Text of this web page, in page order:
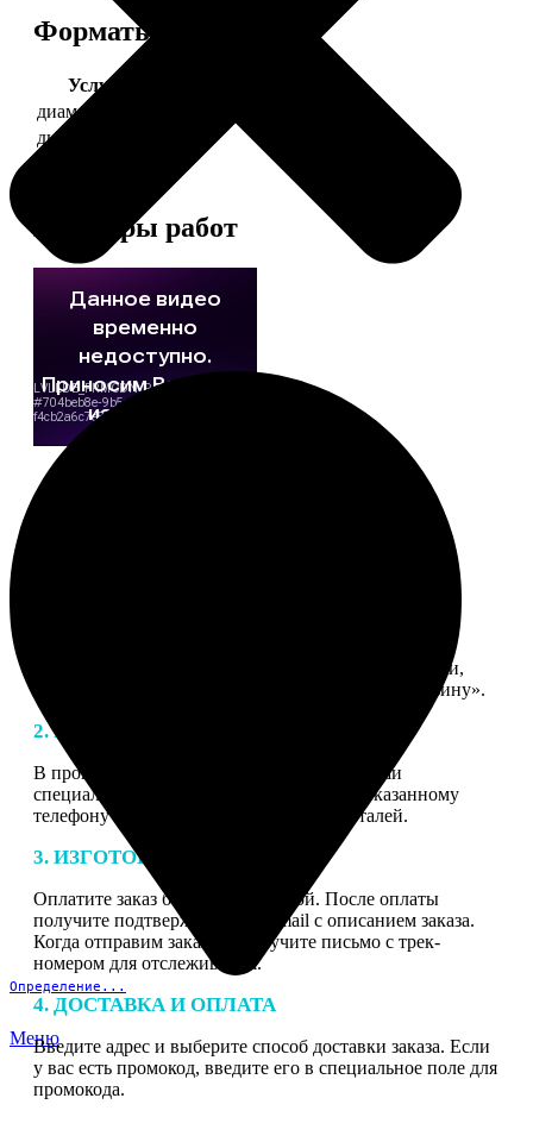
Определение...
Меню
Форматы и цены
Услуга
диаметр 37 мм
диаметр 56 мм
Примеры работ
Нажмите «Сделать заказ», выберите тип продукции,
загрузите фотографии, нажмите «Добавить в корзину».
2. МАКЕТ
В процессе подготовки заказа к печати наши
специалисты могут связаться с Вами по указанному
телефону или email для согласования деталей.
3. ИЗГОТОВЛЕНИЕ
Оплатите заказ банковской картой. После оплаты
получите подтверждение на email с описанием заказа.
Когда отправим заказ вы получите письмо с трек-
номером для отслеживания.
4. ДОСТАВКА И ОПЛАТА
Введите адрес и выберите способ доставки заказа. Если
у вас есть промокод, введите его в специальное поле для
промокода.